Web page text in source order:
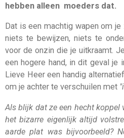
hebben alleen moeders dat.
Dat is een machtig wapen om
niets te bewijzen, niets te
voor de onzin die je uitkraamt.
een hogere hand, in dit geval je
Lieve Heer een handig
om je achter te verschuilen met
Als blijk dat ze een hecht koppel
het bizarre eigenlijk altijd
aarde plat was bijvoorbeeld?